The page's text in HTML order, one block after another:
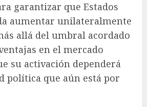
garantizar que Estados
aumentar unilateralmente
allá del umbral acordado
en el mercado
su activación dependerá
política que aún está por